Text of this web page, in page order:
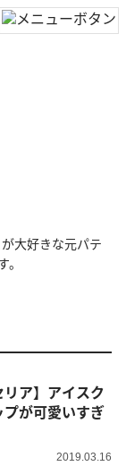
大好きな元パテ
ア】アイスク
が可愛いすぎ
2019.03.16